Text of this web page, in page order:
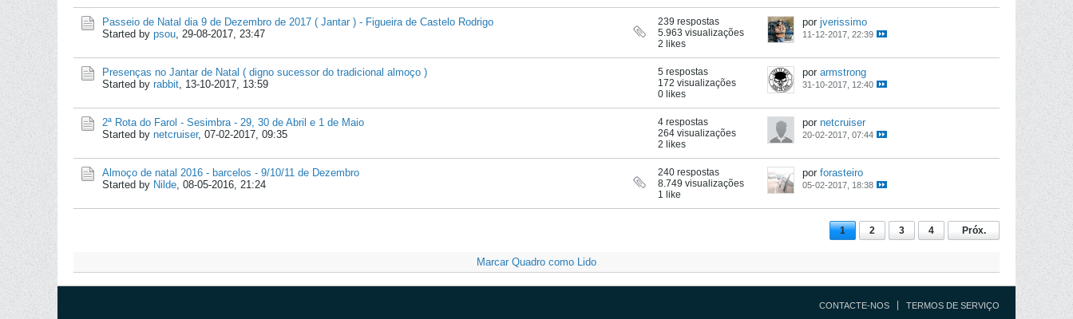
Passeio de Natal dia 9 de Dezembro de 2017 ( Jantar ) - Figueira de Castelo Rodrigo
Started by psou, 29-08-2017, 23:47
239 respostas
5.963 visualizações
2 likes
por jverissimo
11-12-2017, 22:39
Presenças no Jantar de Natal ( digno sucessor do tradicional almoço )
Started by rabbit, 13-10-2017, 13:59
5 respostas
172 visualizações
0 likes
por armstrong
31-10-2017, 12:40
2ª Rota do Farol - Sesimbra - 29, 30 de Abril e 1 de Maio
Started by netcruiser, 07-02-2017, 09:35
4 respostas
264 visualizações
2 likes
por netcruiser
20-02-2017, 07:44
Almoço de natal 2016 - barcelos - 9/10/11 de Dezembro
Started by Nilde, 08-05-2016, 21:24
240 respostas
8.749 visualizações
1 like
por forasteiro
05-02-2017, 18:38
1 2 3 4 Próx.
Marcar Quadro como Lido
CONTACTE-NOS TERMOS DE SERVIÇO